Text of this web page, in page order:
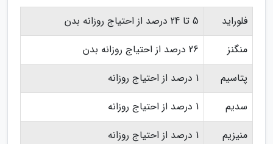
فلوراید
5 تا 24 درصد از احتیاج روزانه بدن
منگنز
26 درصد از احتیاج روزانه بدن
پتاسیم
1 درصد از احتیاج روزانه
سدیم
1 درصد از احتیاج روزانه
منیزیم
1 درصد از احتیاج روزانه